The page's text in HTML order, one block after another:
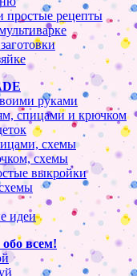
рецепты
руками
спицами и крючком
схемы
схемы
выкройки
идеи
всем!